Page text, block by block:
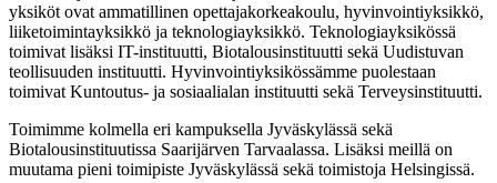
yksiköt ovat ammatillinen opettajakorkeakoulu, hyvinvointiyksikkö,
liiketoimintayksikkö ja teknologiayksikkö. Teknologiayksikössä
toimivat lisäksi IT-instituutti, Biotalousinstituutti sekä Uudistuvan
teollisuuden instituutti. Hyvinvointiyksikössämme puolestaan
toimivat Kuntoutus- ja sosiaalialan instituutti sekä Terveysinstituutti.
Toimimme kolmella eri kampuksella Jyväskylässä sekä
Biotalousinstituutissa Saarijärven Tarvaalassa. Lisäksi meillä on
muutama pieni toimipiste Jyväskylässä sekä toimistoja Helsingissä.